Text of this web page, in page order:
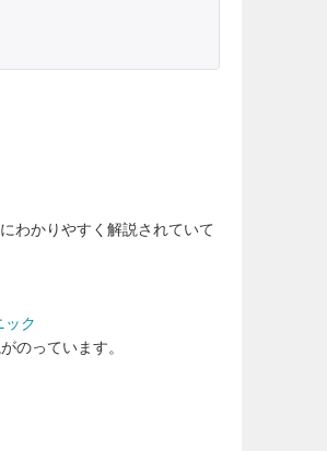
わかりやすく解説されていて
ック
のっています。